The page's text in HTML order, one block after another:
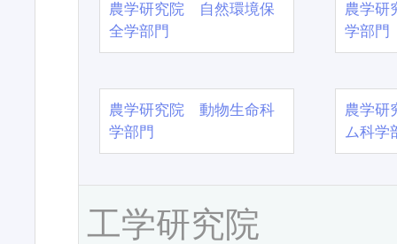
農学研究院 自然環境保
全学部門
農学
学部門
農学研究院 動物生命科
学部門
農学
ム科学
工学研究院